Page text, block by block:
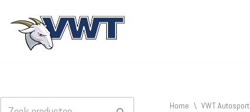
Ga
Home \ VWT Autosport